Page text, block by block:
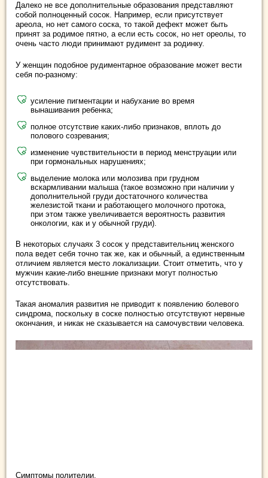
Далеко не все дополнительные образования представляют
собой полноценный сосок. Например, если присутствует
ареола, но нет самого соска, то такой дефект может быть
принят за родимое пятно, а если есть сосок, но нет ореолы, то
очень часто люди принимают рудимент за родинку.
У женщин подобное рудиментарное образование может вести
себя по-разному:
усиление пигментации и набухание во время
вынашивания ребенка;
полное отсутствие каких-либо признаков, вплоть до
полового созревания;
изменение чувствительности в период менструации или
при гормональных нарушениях;
выделение молока или молозива при грудном
вскармливании малыша (такое возможно при наличии у
дополнительной груди достаточного количества
железистой ткани и работающего молочного протока,
при этом также увеличивается вероятность развития
онкологии, как и у обычной груди).
В некоторых случаях 3 сосок у представительниц женского
пола ведет себя точно так же, как и обычный, а единственным
отличием является место локализации. Стоит отметить, что у
мужчин какие-либо внешние признаки могут полностью
отсутствовать.
Такая аномалия развития не приводит к появлению болевого
синдрома, поскольку в соске полностью отсутствуют нервные
окончания, и никак не сказывается на самочувствии человека.
Симптомы полителии.